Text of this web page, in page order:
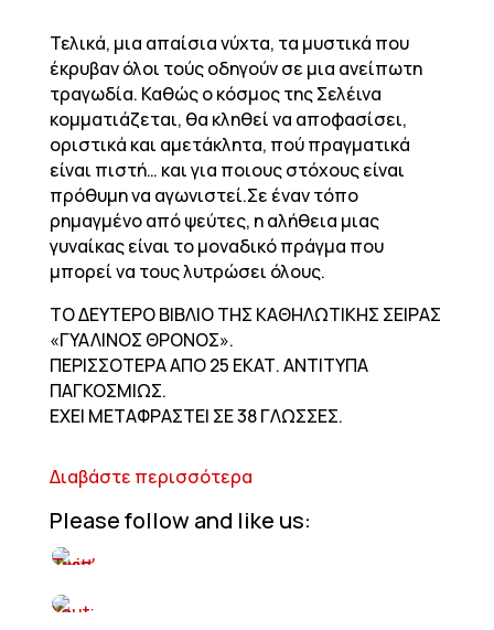
Τελικά, μια απαίσια νύχτα, τα μυστικά που
έκρυβαν όλοι τούς οδηγούν σε μια ανείπωτη
τραγωδία. Καθώς ο κόσμος της Σελέινα
κομματιάζεται, θα κληθεί να αποφασίσει,
οριστικά και αμετάκλητα, πού πραγματικά
είναι πιστή… και για ποιους στόχους είναι
πρόθυμη να αγωνιστεί.Σε έναν τόπο
ρημαγμένο από ψεύτες, η αλήθεια μιας
γυναίκας είναι το μοναδικό πράγμα που
μπορεί να τους λυτρώσει όλους.
ΤΟ ΔΕΥΤΕΡΟ ΒΙΒΛΙΟ ΤΗΣ ΚΑΘΗΛΩΤΙΚΗΣ ΣΕΙΡΑΣ
«ΓΥΑΛΙΝΟΣ ΘΡΟΝΟΣ».
ΠΕΡΙΣΣΟΤΕΡΑ ΑΠΟ 25 ΕΚΑΤ. ΑΝΤΙΤΥΠΑ
ΠΑΓΚΟΣΜΙΩΣ.
ΕΧΕΙ ΜΕΤΑΦΡΑΣΤΕΙ ΣΕ 38 ΓΛΩΣΣΕΣ.
Διαβάστε περισσότερα
Please follow and like us: